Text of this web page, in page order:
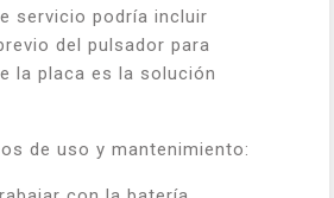
servicio podría incluir
del pulsador para
la placa es la solución
de uso y mantenimiento: